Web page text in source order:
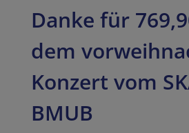
Danke für
dem
Konzert vom
BMUB